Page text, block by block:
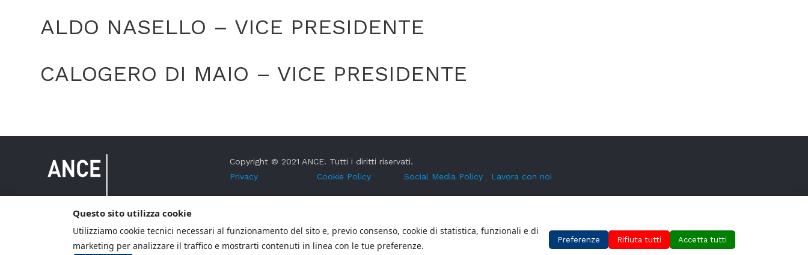
ALDO NASELLO – VICE PRESIDENTE
CALOGERO DI MAIO – VICE PRESIDENTE
Copyright © 2021 ANCE. Tutti i diritti riservati.
Privacy
Cookie Policy Social Media Policy Lavora con noi
Questo sito utilizza cookie
Utilizziamo cookie tecnici necessari al funzionamento del sito e, previo consenso, cookie di statistica, funzionali e di
marketing per analizzare il traffico e mostrarti contenuti in linea con le tue preferenze.
Preferenze Rifiuta tutti Accetta tutti